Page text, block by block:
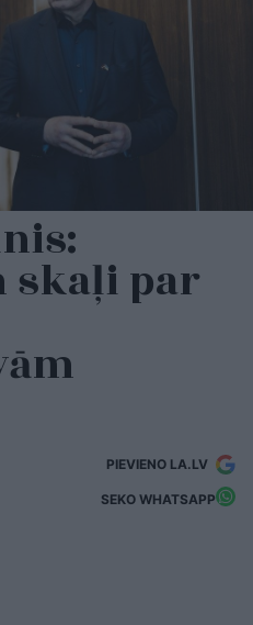
skaļi par
PIEVIENO LA.LV
SEKO WHATSAPP